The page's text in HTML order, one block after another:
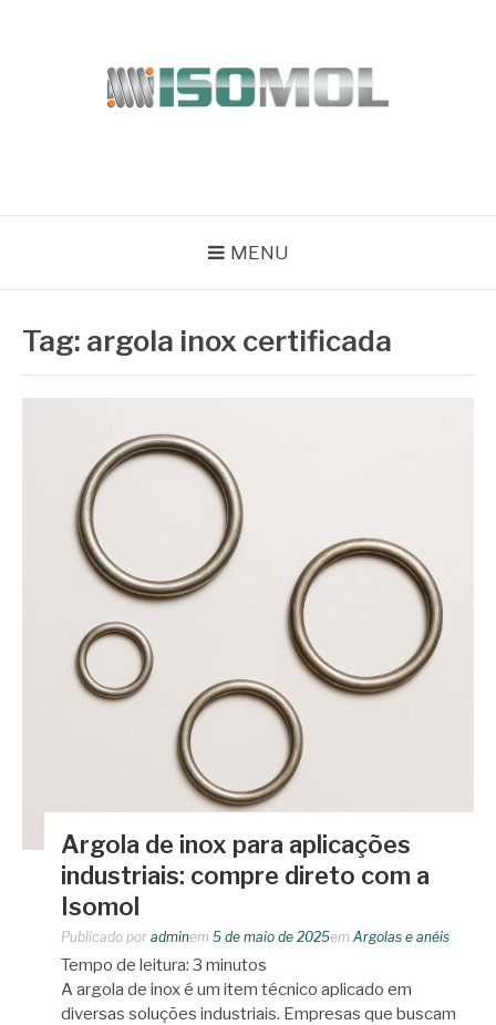
MENU
Tag: argola inox certificada
Argola de inox para aplicações
industriais: compre direto com a
Isomol
Publicado por adminem 5 de maio de 2025em Argolas e anéis
Tempo de leitura: 3 minutos
A argola de inox é um item técnico aplicado em
diversas soluções industriais. Empresas que buscam